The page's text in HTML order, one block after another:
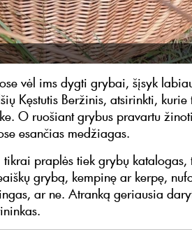
vėl ims dygti grybai, šįsyk
Kęstutis Beržinis, atsirinkti,
O ruošiant grybus pravartu
esančias medžiagas.
praplės tiek grybų
grybą, kempinę ar kerpę,
ar ne. Atranką geriausia